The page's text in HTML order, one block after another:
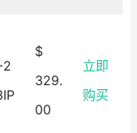
$
329.
00
立即
购买